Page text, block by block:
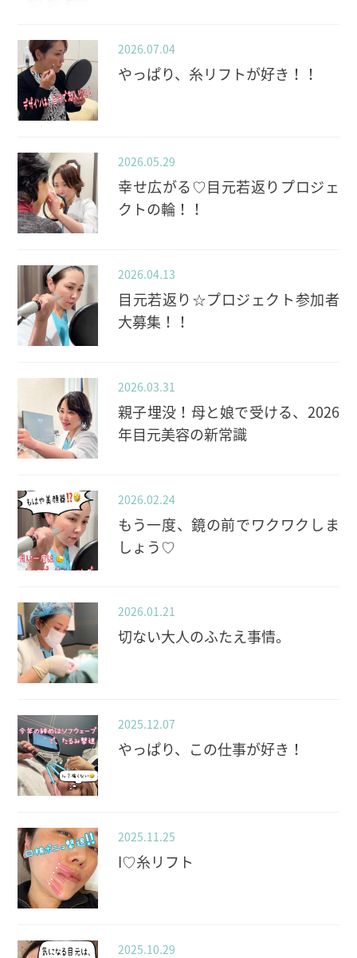
2026.07.04
やっぱり、糸リフトが好き！！
2026.05.29
幸せ広がる♡目元若返りプロジェ
クトの輪！！
2026.04.13
目元若返り☆プロジェクト参加者
大募集！！
2026.03.31
親子埋没！母と娘で受ける、2026
年目元美容の新常識
2026.02.24
もう一度、鏡の前でワクワクしま
しょう♡
2026.01.21
切ない大人のふたえ事情。
2025.12.07
やっぱり、この仕事が好き！
2025.11.25
I♡糸リフト
2025.10.29